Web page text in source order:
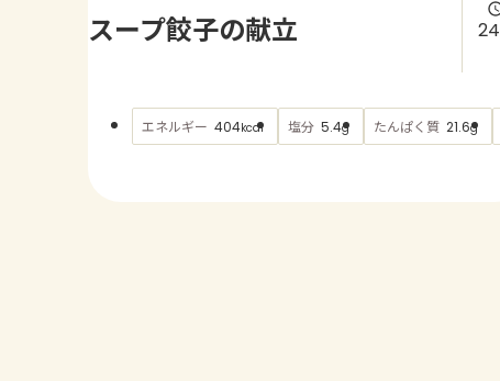
スープ餃子の献立 24
エネルギー 404kcal 塩分 5.4g たんぱく質 21.6g